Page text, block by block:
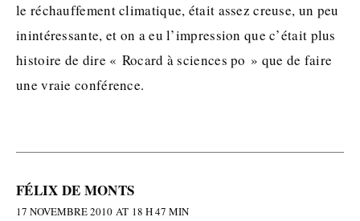
le réchauffement climatique, était assez creuse, un peu
inintéressante, et on a eu l’impression que c’était plus
histoire de dire « Rocard à sciences po » que de faire
une vraie conférence.
FÉLIX DE MONTS
17 NOVEMBRE 2010 AT 18 H 47 MIN